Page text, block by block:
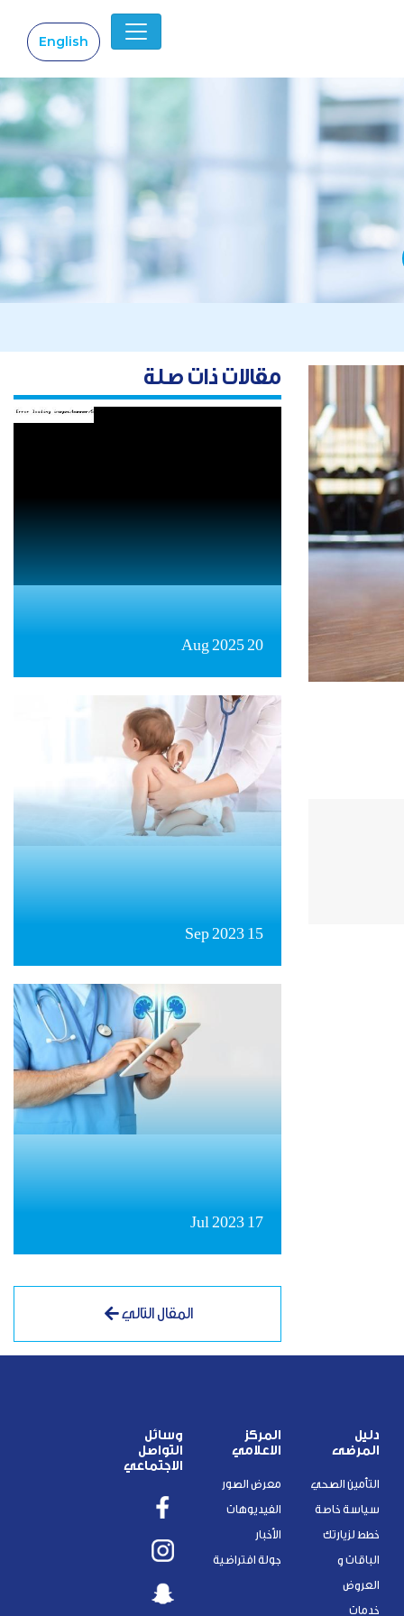
English
مقالات ذات صلة
20 Aug 2025
15 Sep 2023
17 Jul 2023
المقال التالي
دليل
المرضى
التأمين الصحي
سياسة خاصة
خطط لزيارتك
الباقات و
العروض
خدمات
المركز
الاعلامي
معرض الصور
الفيديوهات
الأخبار
جولة افتراضية
وسائل
التواصل
الاجتماعي